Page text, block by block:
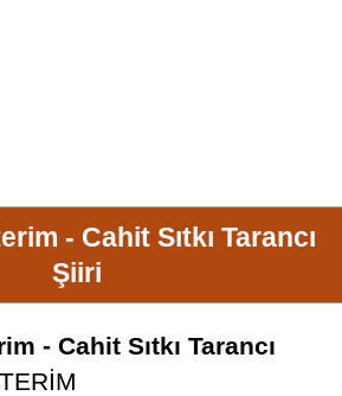
- Cahit Sıtkı Tarancı
Şiiri
- Cahit Sıtkı Tarancı